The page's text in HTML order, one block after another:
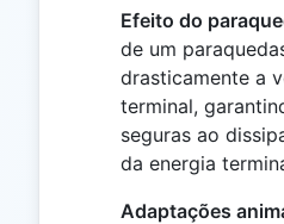
Efeito do
de um
drasticamente a
terminal,
seguras ao
da energia
Adaptações